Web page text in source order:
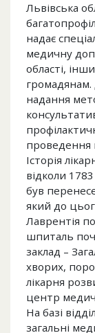
Львівська
надає
медичну
області,
надання
проведення
Історія
відколи
був
який до
Лаврентія
шпиталь
заклад –
хворих,
лікарня
центр
На базі
загальні